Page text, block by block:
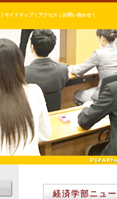
サイトマップ｜ アクセス お問い合わせ
経済学部ニュ